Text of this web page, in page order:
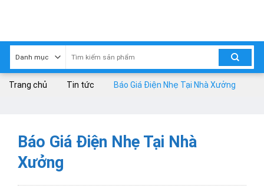
Trang chủ Tin tức Báo Giá Điện Nhẹ Tại Nhà Xưởng
Báo Giá Điện Nhẹ Tại Nhà
Xưởng